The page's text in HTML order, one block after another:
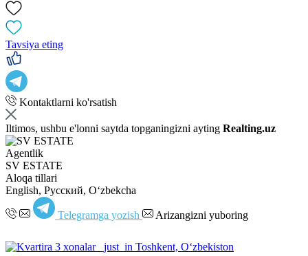
Tavsiya eting
Kontaktlarni ko'rsatish
Iltimos, ushbu e'lonni saytda topganingizni ayting Realting.uz
Agentlik
SV ESTATE
Aloqa tillari
English, Русский, Oʻzbekcha
Telegramga yozish Arizangizni yuboring